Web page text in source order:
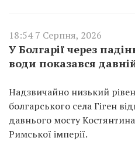
18:54 7 Серпня, 2026
У Болгарії через
води показався
Надзвичайно низький
болгарського села Гіген
давнього мосту
Римської імперії.